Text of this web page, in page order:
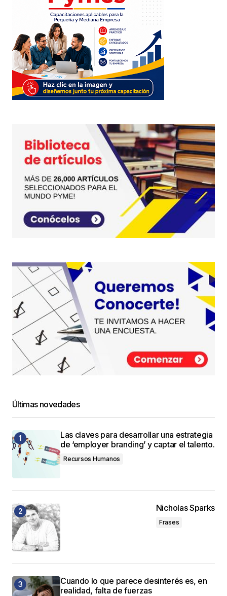
Últimas novedades
Las claves para desarrollar una estrategia
de ‘employer branding’ y captar el talento.
Recursos Humanos
Nicholas Sparks
Frases
Cuando lo que parece desinterés es, en
realidad, falta de fuerzas